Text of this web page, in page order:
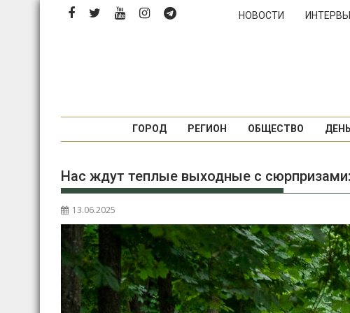
Перейти
НОВОСТИ
ГОРОД РЕГИОН ОБЩЕСТВО
Нас ждут теплые выходные с
13.06.2025